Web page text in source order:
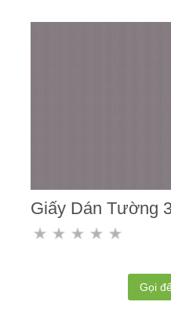
Giấy Dán Tường
Gọi